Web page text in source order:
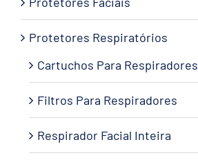
Protetores Respiratórios
Cartuchos Para Respiradores
Filtros Para Respiradores
Respirador Facial Inteira